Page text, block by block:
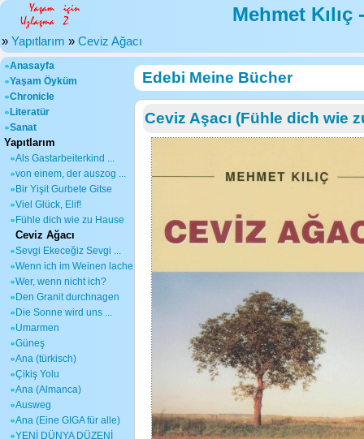
Mehmet
» Yapıtlarım » Ceviz Ağacı
Anasayfa
Yaşam Öyküm
Chronicle
Literatür
Sanat
Yapıtlarım
Als Gastarbeiterkind ...
von einem, der auszog ...
Bir Yişit Gurbete Gitse
Viel Glück, Elif!
Fühle dich wie zu Hause
Ceviz Ağacı
Sevgi Ekeceğiz Sevgi ...
Wenn ich im Weinen lache
Wer, wenn nicht ich?
Den Granit durchnagen
Die Sonne wird uns ...
Umarmen
Güneş
Ana (türkisch)
Çikiş Yolu
Ana (Almanca)
Ausweg
Ana (Eine GIGA für alle)
YENİ DÜNYA DÜZENİ
Edebi Meine Bücher
Ceviz Aşacı (Fühle dich wie